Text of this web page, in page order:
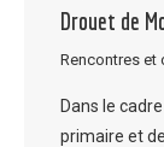
Drouet de
Rencontres et
Dans le
primaire et